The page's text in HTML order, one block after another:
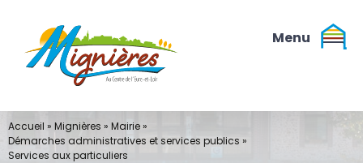
contenu
Accueil » Mignières » Mairie»
Démarches administratives et services publics »
Services aux particuliers